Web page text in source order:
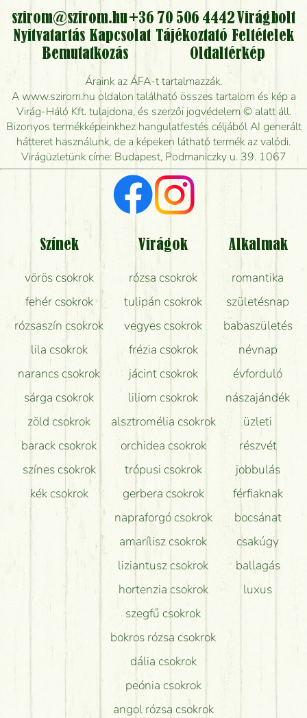
kérhető?
Vidékre is lehet rendelni?
Meddig rendelhetek virágküldést úgy, hogy még ma
kiszállítsák?
Mennyire gyorsan tudják elkészíteni a csokrot, és
mikor tudják leghamarabb kiszállítani?
Vörös rózsát keresek, van önöknél?
Milyen visszajelzést kapok a virágküldésről?
Tényleg azt kapom, ami a képen van?
Mit kell tudni a virágcsokrok szállításáról?
Hogy marad a lehető legtovább friss a csokor?
Tudok adventi koszorút vásárolni boltban?
szirom@szirom.hu +36 70 506 4442 Virágbolt
Nyitvatartás Kapcsolat Tájékoztató Feltételek
Bemutatkozás
Oldaltérkép
Áraink az ÁFA-t tartalmazzák.
A www.szirom.hu oldalon található összes tartalom és kép a
Virág-Háló Kft. tulajdona, és szerzői jogvédelem © alatt áll.
Bizonyos termékképeinkhez hangulatfestés céljából AI generált
hátteret használunk, de a képeken látható termék az valódi.
Virágüzletünk címe: Budapest, Podmaniczky u. 39. 1067
Színek
vörös csokrok
fehér csokrok
rózsaszín csokrok
lila csokrok
narancs csokrok
sárga csokrok
zöld csokrok
barack csokrok
színes csokrok
kék csokrok
Virágok
rózsa csokrok
tulipán csokrok
vegyes csokrok
frézia csokrok
jácint csokrok
liliom csokrok
alsztromélia csokrok
orchidea csokrok
trópusi csokrok
gerbera csokrok
napraforgó csokrok
amarílisz csokrok
liziantusz csokrok
hortenzia csokrok
szegfű csokrok
bokros rózsa csokrok
dália csokrok
peónia csokrok
angol rózsa csokrok
Alkalmak
romantika
születésnap
babaszületés
névnap
évforduló
nászajándék
üzleti
részvét
jobbulás
férfiaknak
bocsánat
csakúgy
ballagás
luxus